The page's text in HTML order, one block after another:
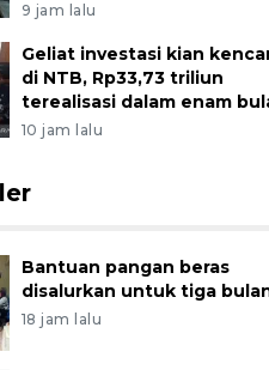
9 jam lalu
Geliat investasi kian
di NTB, Rp33,73 triliun
terealisasi dalam enam
10 jam lalu
Bantuan pangan beras
disalurkan untuk tiga
18 jam lalu